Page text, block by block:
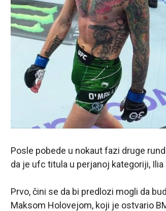
Posle pobede u nokaut fazi druge
da je ufc titula u perjanoj kategoriji,
Prvo, čini se da bi predlozi mogli da
Maksom Holovejom, koji je ostvario